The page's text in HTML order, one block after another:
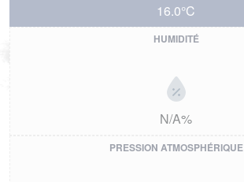
16.0°C
HUMIDITÉ
N/A%
PRESSION ATMOSPHÉRIQUE